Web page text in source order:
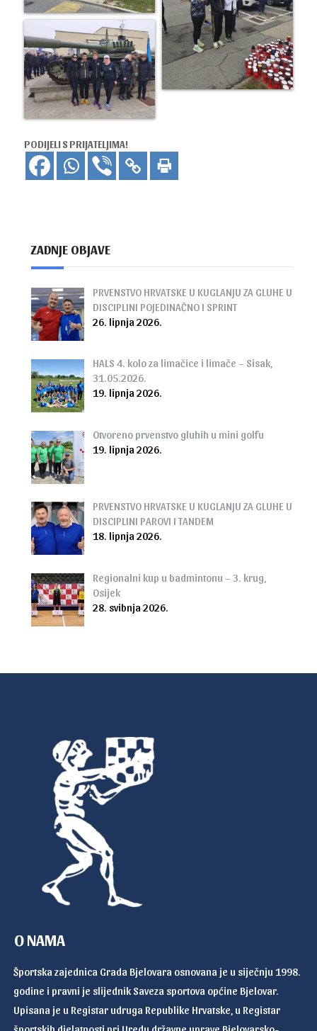
PODIJELI S PRIJATELJIMA!
ZADNJE OBJAVE
PRVENSTVO HRVATSKE U KUGLANJU ZA GLUHE U
DISCIPLINI POJEDINAČNO I SPRINT
26. lipnja 2026.
HALS 4. kolo za limačice i limače – Sisak,
31.05.2026.
19. lipnja 2026.
Otvoreno prvenstvo gluhih u mini golfu
19. lipnja 2026.
PRVENSTVO HRVATSKE U KUGLANJU ZA GLUHE U
DISCIPLINI PAROVI I TANDEM
18. lipnja 2026.
Regionalni kup u badmintonu – 3. krug,
Osijek
28. svibnja 2026.
O NAMA
Športska zajednica Grada Bjelovara osnovana je u siječnju 1998.
godine i pravni je slijednik Saveza sportova općine Bjelovar.
Upisana je u Registar udruga Republike Hrvatske, u Registar